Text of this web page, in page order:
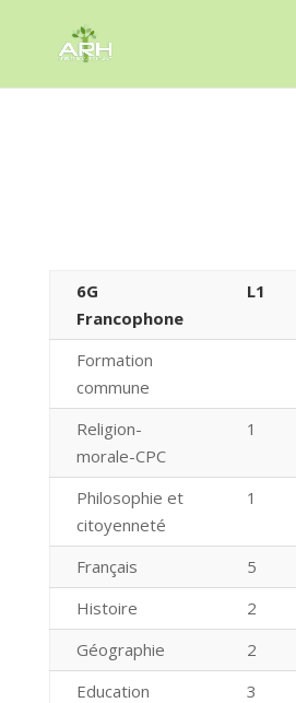
6G
Francophone
L1
Formation
commune
Religion-
morale-CPC
1
Philosophie et
citoyenneté
1
Français 5
Histoire
2
Géographie
2
Education
3